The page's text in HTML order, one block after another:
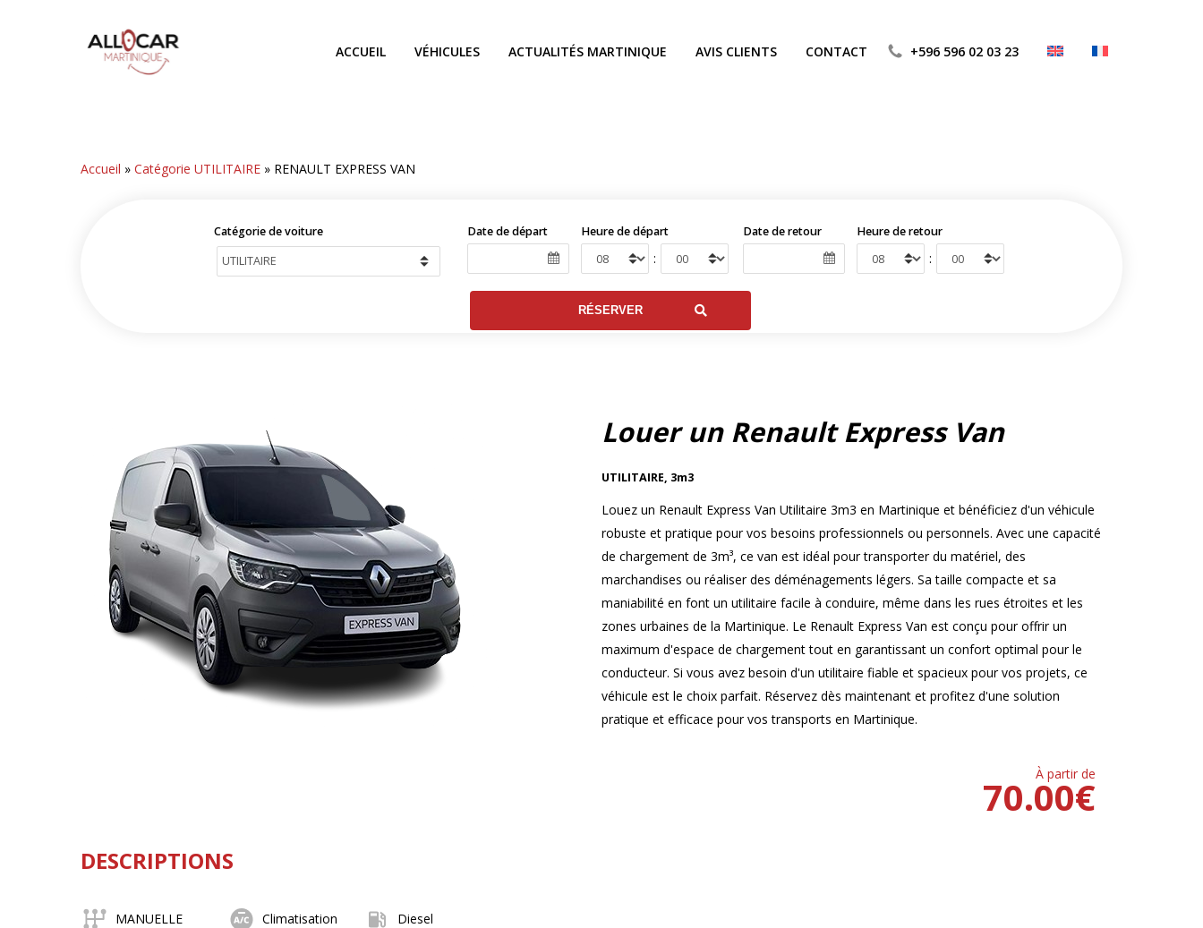
ACCUEIL VÉHICULES ACTUALITÉS MARTINIQUE AVIS CLIENTS CONTACT +596 596 02 03 23
Accueil »Catégorie UTILITAIRE » RENAULT EXPRESS VAN
Catégorie de voiture Date de départ Heure de départ
:
Date de retour Heure de retour
:
Louer un Renault Express Van
UTILITAIRE, 3m3
Louez un Renault Express Van Utilitaire 3m3 en Martinique et bénéficiez d'un véhicule
robuste et pratique pour vos besoins professionnels ou personnels. Avec une capacité
de chargement de 3m³, ce van est idéal pour transporter du matériel, des
marchandises ou réaliser des déménagements légers. Sa taille compacte et sa
maniabilité en font un utilitaire facile à conduire, même dans les rues étroites et les
zones urbaines de la Martinique. Le Renault Express Van est conçu pour offrir un
maximum d'espace de chargement tout en garantissant un confort optimal pour le
conducteur. Si vous avez besoin d'un utilitaire fiable et spacieux pour vos projets, ce
véhicule est le choix parfait. Réservez dès maintenant et profitez d'une solution
pratique et efficace pour vos transports en Martinique.
À partir de
€
70.00
DESCRIPTIONS
MANUELLE Climatisation
Diesel